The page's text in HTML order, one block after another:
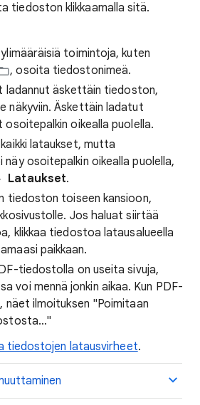
tiedoston klikkaamalla sitä.
toimintoja, kuten
, osoita tiedostonimeä.
äskettäin tiedoston,
näkyviin. Äskettäin ladatut
oikealla puolella.
lataukset, mutta
näy osoitepalkin oikealla puolella,
Lataukset.
tiedoston toiseen kansioon,
Jos haluat siirtää
klikkaa tiedostoa latausalueella
paikkaan.
tiedostolla on useita sivuja,
voi mennä jonkin aikaa. Kun PDF-
ilmoituksen "Poimitaan
tiedostojen latausvirheet.